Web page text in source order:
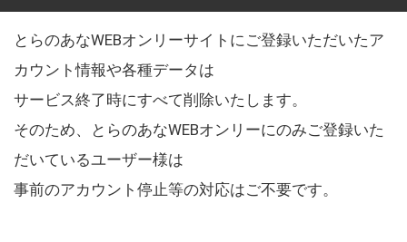
とらのあなWEBオンリーサイトにご登録いただいたア
カウント情報や各種データは
サービス終了時にすべて削除いたします。
そのため、とらのあなWEBオンリーにのみご登録いた
だいているユーザー様は
事前のアカウント停止等の対応はご不要です。